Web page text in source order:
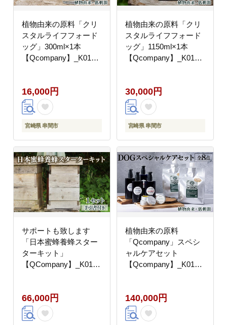
植物由来の原料「クリ
スタルライフフォード
ッグ」300ml×1本
【Qcompany】_K017-
16,000円
宮崎県 串間市
植物由来の原料「クリ
スタルライフフォード
ッグ」1150ml×1本
【Qcompany】_K017-
30,000円
宮崎県 串間市
サポートも致します
「日本蜜蜂養蜂スター
ターキット」
【QCompany】_K017-
66,000円
植物由来の原料
「Qcompany」スペシ
ャルケアセット
【Qcompany】_K017-
140,000円